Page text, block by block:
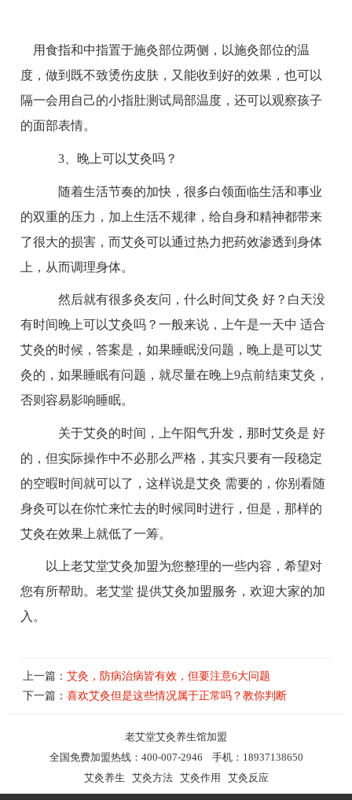
用食指和中指置于施灸部位两侧，以施灸部位的温
度，做到既不致烫伤皮肤，又能收到好的效果，也可以
隔一会用自己的小指肚测试局部温度，还可以观察孩子
的面部表情。
3、晚上可以艾灸吗？
随着生活节奏的加快，很多白领面临生活和事业
的双重的压力，加上生活不规律，给自身和精神都带来
了很大的损害，而艾灸可以通过热力把药效渗透到身体
上，从而调理身体。
然后就有很多灸友问，什么时间艾灸 好？白天没
有时间晚上可以艾灸吗？一般来说，上午是一天中 适合
艾灸的时候，答案是，如果睡眠没问题，晚上是可以艾
灸的，如果睡眠有问题，就尽量在晚上9点前结束艾灸，
否则容易影响睡眠。
关于艾灸的时间，上午阳气升发，那时艾灸是 好
的，但实际操作中不必那么严格，其实只要有一段稳定
的空暇时间就可以了，这样说是艾灸 需要的，你别看随
身灸可以在你忙来忙去的时候同时进行，但是，那样的
艾灸在效果上就低了一筹。
以上老艾堂艾灸加盟为您整理的一些内容，希望对
您有所帮助。老艾堂 提供艾灸加盟服务，欢迎大家的加
入。
上一篇： 艾灸，防病治病皆有效，但要注意6大问题
下一篇： 喜欢艾灸但是这些情况属于正常吗？教你判断
老艾堂艾灸养生馆加盟
全国免费加盟热线：400-007-2946 手机：18937138650
艾灸养生
艾灸方法 艾灸作用 艾灸反应